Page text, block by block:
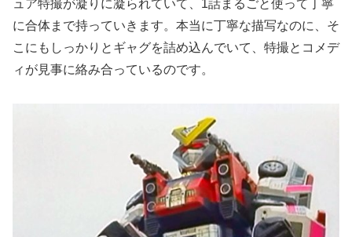
ュア特撮が凝りに凝られていて、1話まるごと使って丁寧
に合体まで持っていきます。本当に丁寧な描写なのに、そ
こにもしっかりとギャグを詰め込んでいて、特撮とコメデ
ィが見事に絡み合っているのです。